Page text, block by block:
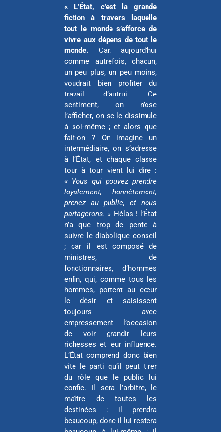
« L’État, c’est la grande
fiction à travers laquelle
tout le monde s’efforce de
vivre aux dépens de tout le
monde. Car, aujourd’hui
comme autrefois, chacun,
un peu plus, un peu moins,
voudrait bien profiter du
travail d’autrui. Ce
sentiment, on n’ose
l’afficher, on se le dissimule
à soi-même ; et alors que
fait-on ? On imagine un
intermédiaire, on s’adresse
à l’État, et chaque classe
tour à tour vient lui dire :
« Vous qui pouvez prendre
loyalement, honnêtement,
prenez au public, et nous
partagerons. » Hélas ! l’État
n’a que trop de pente à
suivre le diabolique conseil
; car il est composé de
ministres, de
fonctionnaires, d’hommes
enfin, qui, comme tous les
hommes, portent au cœur
le désir et saisissent
toujours avec
empressement l’occasion
de voir grandir leurs
richesses et leur influence.
L’État comprend donc bien
vite le parti qu’il peut tirer
du rôle que le public lui
confie. Il sera l’arbitre, le
maître de toutes les
destinées : il prendra
beaucoup, donc il lui restera